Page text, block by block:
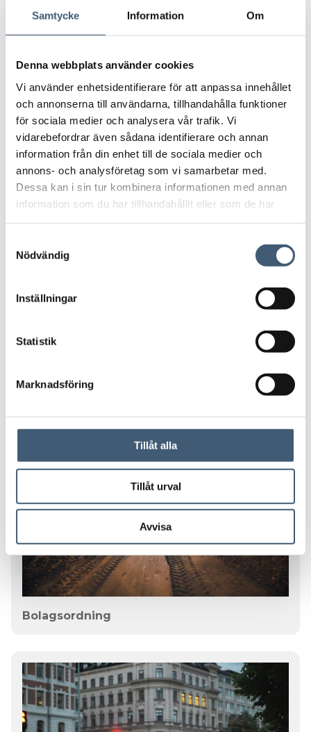
Samtycke Information Om
Denna webbplats använder cookies
Vi använder enhetsidentifierare för att anpassa innehållet
och annonserna till användarna, tillhandahålla funktioner
för sociala medier och analysera vår trafik. Vi
vidarebefordrar även sådana identifierare och annan
information från din enhet till de sociala medier och
annons- och analysföretag som vi samarbetar med.
Dessa kan i sin tur kombinera informationen med annan
information som du har tillhandahållit eller som de har
Nödvändig
Inställningar
Statistik
Marknadsföring
Tillåt alla
Tillåt urval
Avvisa
Revisionsutskott
Ersättningsutskott
Bolagsordning